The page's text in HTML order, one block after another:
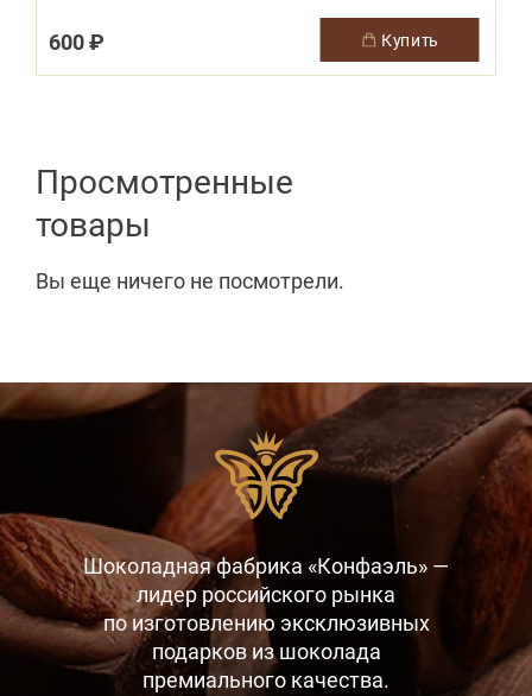
600 ₽ купить
Просмотренные
товары
Вы еще ничего не посмотрели.
Шоколадная фабрика «Конфаэль» —
лидер российского рынка
по изготовлению эксклюзивных
подарков из шоколада
премиального качества.